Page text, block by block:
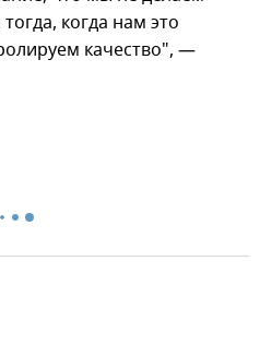
когда нам это
качество", —